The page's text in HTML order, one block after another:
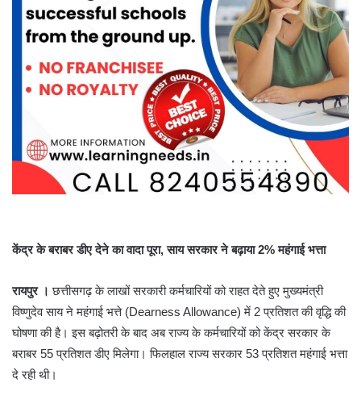
केंद्र के बराबर डीए देने का वादा पूरा, साय सरकार ने बढ़ाया 2% महंगाई भत्ता
रायपुर । छत्तीसगढ़ के लाखों सरकारी कर्मचारियों को राहत देते हुए मुख्यमंत्री
विष्णुदेव साय ने महंगाई भत्ते (Dearness Allowance) में 2 प्रतिशत की वृद्धि की
घोषणा की है। इस बढ़ोतरी के बाद अब राज्य के कर्मचारियों को केंद्र सरकार के
बराबर 55 प्रतिशत डीए मिलेगा। फिलहाल राज्य सरकार 53 प्रतिशत महंगाई भत्ता
दे रही थी।